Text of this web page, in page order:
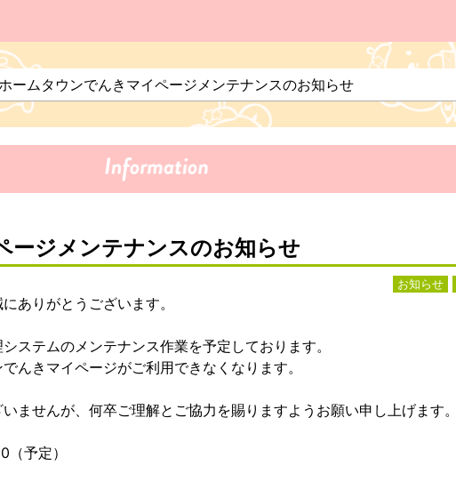
ームタウンでんきマイページメンテナンスのお知らせ
ージメンテナンスのお知らせ
お知らせ
ありがとうございます。
ステムのメンテナンス作業を予定しております。
んきマイページがご利用できなくなります。
ませんが、何卒ご理解とご協力を賜りますようお願い申し上げます。
予定）